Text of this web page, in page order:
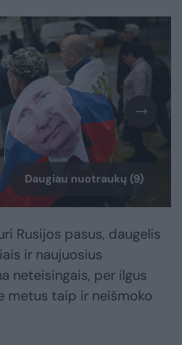
Daugiau nuotraukų (9)
Rusijos pasus, daugelis
ir naujuosius
neteisingais, per ilgus
metus taip ir neišmoko